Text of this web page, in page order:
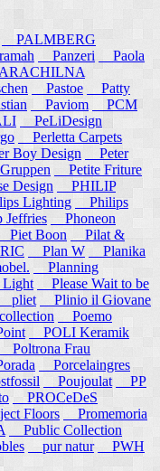
PALMBERG
Panzeri
Paola
Pastoe
Patty
Paviom
PCM
PeLiDesign
Perletta Carpets
Boy Design
Peter
Petite Friture
Design
PHILIP
Lighting
Philips
Phoneon
Piet Boon
Pilat &
Plan W
Planika
Planning
Please Wait to be
pliet
Plinio il Giovane
Poemo
POLI Keramik
Poltrona Frau
Porcelaingres
Poujoulat
PP
PROCeDeS
Floors
Promemoria
Public Collection
pur natur
PWH